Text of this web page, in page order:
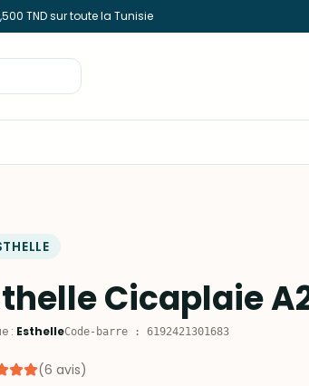
TND sur toute la Tunisie
Cicaplaie
: EsthelleCode-barre : 6192421301683
(6 avis)